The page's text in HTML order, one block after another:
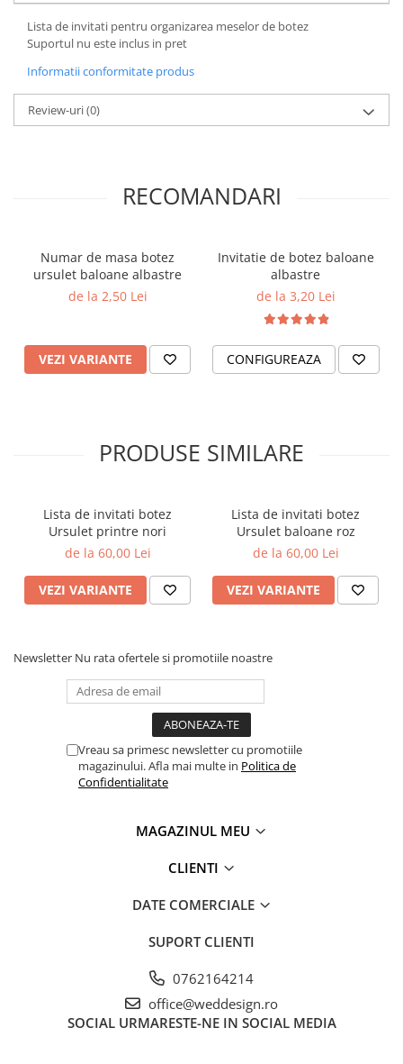
Lista de invitati pentru organizarea meselor de botez
Suportul nu este inclus in pret
Informatii conformitate produs
Review-uri(0)
RECOMANDARI
Numar de masa botez
ursulet baloane albastre
de la 2,50 Lei
VEZI VARIANTE
Invitatie de botez baloane
albastre
de la 3,20 Lei
CONFIGUREAZA
PRODUSE SIMILARE
Lista de invitati botez
Ursulet printre nori
de la 60,00 Lei
VEZI VARIANTE
Lista de invitati botez
Ursulet baloane roz
de la 60,00 Lei
VEZI VARIANTE
Newsletter Nu rata ofertele si promotiile noastre
Vreau sa primesc newsletter cu promotiile
magazinului. Afla mai multe in Politica de
Confidentialitate
MAGAZINUL MEU
CLIENTI
DATE COMERCIALE
SUPORT CLIENTI
0762164214
office@weddesign.ro
SOCIAL URMARESTE-NE IN SOCIAL MEDIA